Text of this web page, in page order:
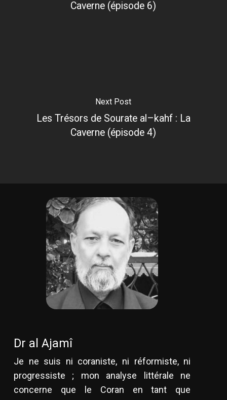
Caverne (épisode 6)
Next Post
Les Trésors de Sourate al–kahf : La
Caverne (épisode 4)
Dr al Ajamî
Je ne suis ni coraniste, ni réformiste, ni
progressiste ; mon analyse littérale ne
concerne que le Coran en tant que